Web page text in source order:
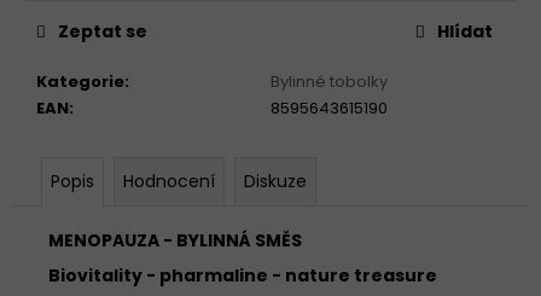
Kategorie:
Bylinné tobolky
EAN: 8595643615190
Zeptat se Hlídat
Popis Hodnocení Diskuze
MENOPAUZA - BYLINNÁ SMĚS
Biovitality - pharmaline - nature treasure
o
u